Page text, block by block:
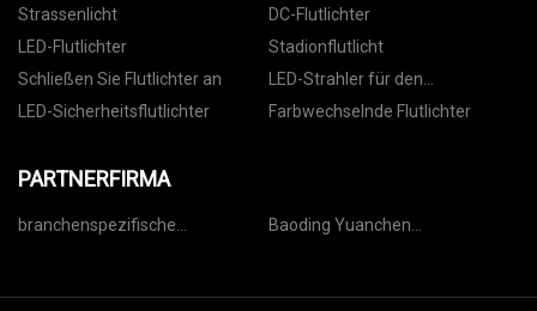
Strassenlicht
DC-Flutlichter
LED-Flutlichter
Stadionflutlicht
Schließen Sie Flutlichter an
LED-Strahler für den
Außenbereich
LED-Sicherheitsflutlichter Farbwechselnde Flutlichter
PARTNERFIRMA
branchenspezifische
Baoding Yuanchen